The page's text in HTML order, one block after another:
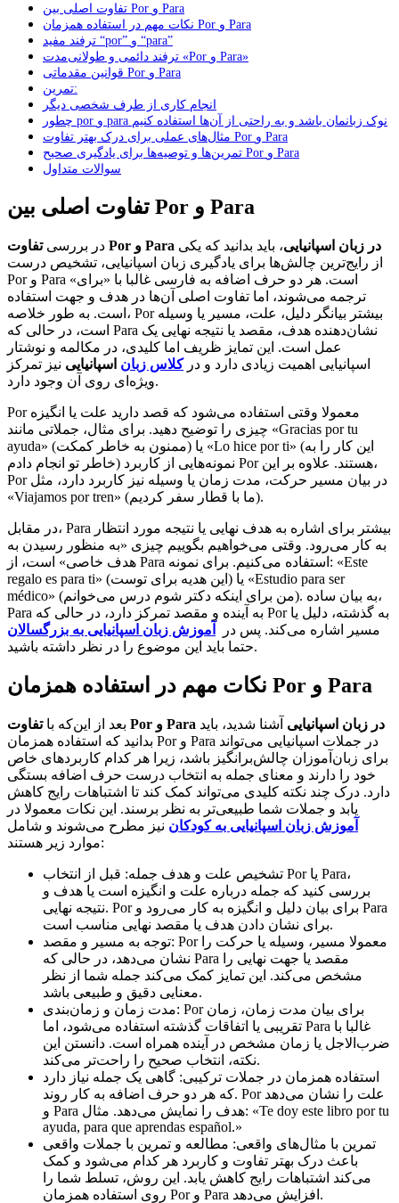
تفاوت اصلی بین Por و Para
نکات مهم در استفاده همزمان Por و Para
ترفند مفید “por” و “para”
ترفند دائمی و طولانی‌مدت «Por و Para»
قوانین مقدماتی Por و Para
تمرین:
انجام کاری از طرف شخصی دیگر
چطور por و para نوک زبانمان باشد و به راحتی از آن‌ها استفاده کنیم
مثال‌های عملی برای درک بهتر تفاوت Por و Para
تمرین‌ها و توصیه‌ها برای یادگیری صحیح Por و Para
سوالات متداول
تفاوت اصلی بین Por و Para
در بررسی Por Para در زبان اسپانیایی، باید بدانید که یکی
از رایج‌ترین چالش‌ها برای یادگیری زبان اسپانیایی، تشخیص درست
Por و Para است. هر دو حرف اضافه به فارسی غالبا با «برای»
ترجمه می‌شوند، اما تفاوت اصلی آن‌ها در هدف و جهت استفاده
است. به طور خلاصه، Por بیشتر بیانگر دلیل، علت، مسیر یا وسیله
است، در حالی که Para نشان‌دهنده هدف، مقصد یا نتیجه نهایی یک
عمل است. این تمایز ظریف اما کلیدی، در مکالمه و نوشتار
اسپانیایی اهمیت زیادی دارد و درکلاس زبان اسپانیایی نیز تمرکز
ویژه‌ای روی آن وجود دارد.
Por معمولا وقتی استفاده می‌شود که قصد دارید علت یا انگیزه
چیزی را توضیح دهید. برای مثال، جملاتی مانند «Gracias por tu
ayuda» (ممنون به خاطر کمکت) یا «Lo hice por ti» (این کار را به
خاطر تو انجام دادم) نمونه‌هایی از کاربرد Por هستند. علاوه بر این،
Por در بیان مسیر حرکت، مدت زمان یا وسیله نیز کاربرد دارد، مثل
«Viajamos por tren» (ما با قطار سفر کردیم).
در مقابل، Para بیشتر برای اشاره به هدف نهایی یا نتیجه مورد انتظار
به کار می‌رود. وقتی می‌خواهیم بگوییم چیزی «به منظور رسیدن به
هدف خاصی» است، از Para استفاده می‌کنیم. برای نمونه: «Este
regalo es para ti» (این هدیه برای توست) یا «Estudio para ser
médico» (من برای اینکه دکتر شوم درس می‌خوانم). به بیان ساده،
Para به آینده و مقصد تمرکز دارد، در حالی که Por به گذشته، دلیل یا
مسیر اشاره می‌کند. پس در
آموزش زبان اسپانیایی به بزرگسالان
حتما باید این موضوع را در نظر داشته باشید.
نکات مهم در استفاده همزمان Por و Para
بعد از این‌که با Por Para در زبان اسپانیایی آشنا شدید، باید
بدانید که استفاده همزمان Por و Para در جملات اسپانیایی می‌تواند
برای زبان‌آموزان چالش‌برانگیز باشد، زیرا هر کدام کاربردهای خاص
خود را دارند و معنای جمله به انتخاب درست حرف اضافه بستگی
دارد. درک چند نکته کلیدی می‌تواند کمک کند تا اشتباهات رایج کاهش
یابد و جملات شما طبیعی‌تر به نظر برسند. این نکات معمولا در
آموزش زبان اسپانیایی به کودکان نیز مطرح می‌شوند و شامل
موارد زیر هستند:
تشخیص علت و هدف جمله: قبل از انتخاب Por یا Para،
بررسی کنید که جمله درباره علت و انگیزه است یا هدف و
نتیجه نهایی. Por برای بیان دلیل و انگیزه به کار می‌رود و Para
برای نشان دادن هدف یا مقصد نهایی مناسب است.
توجه به مسیر و مقصد: Por معمولا مسیر، وسیله یا حرکت را
نشان می‌دهد، در حالی که Para مقصد یا جهت نهایی را
مشخص می‌کند. این تمایز کمک می‌کند جمله شما از نظر
معنایی دقیق و طبیعی باشد.
مدت زمان و زمان‌بندی: Por برای بیان مدت زمان، زمان
تقریبی یا اتفاقات گذشته استفاده می‌شود، اما Para غالبا با
ضرب‌الاجل یا زمان مشخص در آینده همراه است. دانستن این
نکته، انتخاب صحیح را راحت‌تر می‌کند.
استفاده همزمان در جملات ترکیبی: گاهی یک جمله نیاز دارد
که هر دو حرف اضافه به کار روند. Por علت را نشان می‌دهد
و Para هدف را نمایش می‌دهد. مثال: «Te doy este libro por tu
ayuda, para que aprendas español.»
تمرین با مثال‌های واقعی: مطالعه و تمرین با جملات واقعی
باعث درک بهتر تفاوت و کاربرد هر کدام می‌شود و کمک
می‌کند اشتباهات رایج کاهش یابد. این روش، تسلط شما را
روی استفاده همزمان Por و Para افزایش می‌دهد.